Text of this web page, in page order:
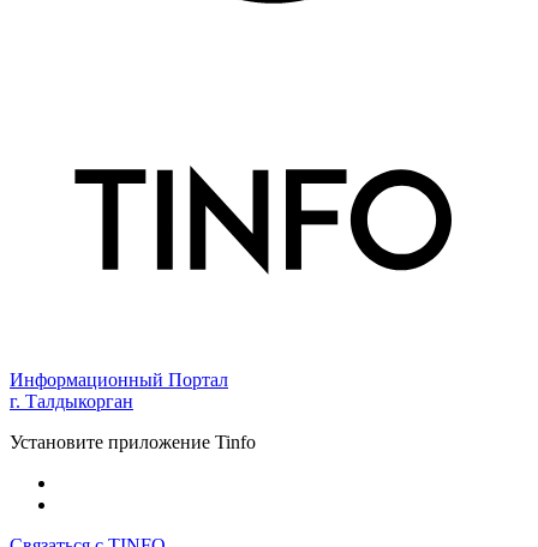
Информационный Портал
г. Талдыкорган
Установите приложение Tinfo